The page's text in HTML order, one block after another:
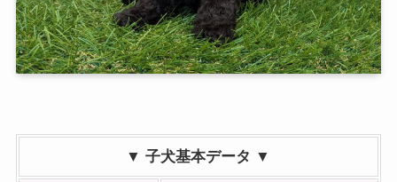
▼ 子犬基本データ ▼